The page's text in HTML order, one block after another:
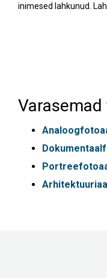
inimesed lahkunud.